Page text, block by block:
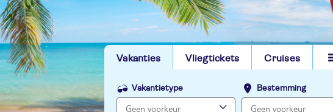
Vakanties Vliegtickets Cruises
Vakantietype Bestemming